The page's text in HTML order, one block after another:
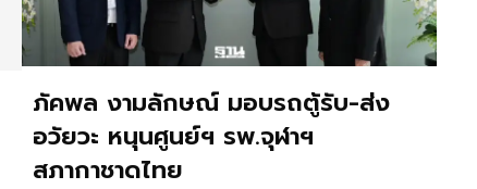
ภัคพล งามลักษณ์ มอบรถตู้รับ-ส่ง
อวัยวะ หนุนศูนย์ฯ รพ.จุฬาฯ
สภากาชาดไทย